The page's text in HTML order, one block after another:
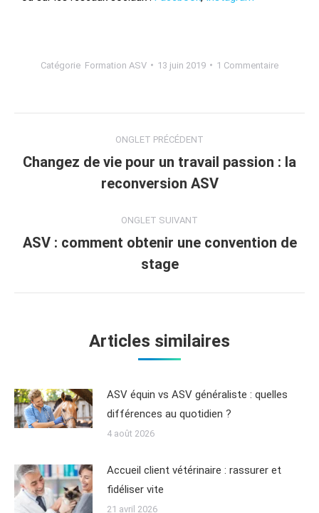
Catégorie Formation ASV 13 juin 2019 1 Commentaire
ONGLET PRÉCÉDENT
Changez de vie pour un travail passion : la
reconversion ASV
ONGLET SUIVANT
ASV : comment obtenir une convention de
stage
Articles similaires
ASV équin vs ASV généraliste : quelles
différences au quotidien ?
4 août 2026
Accueil client vétérinaire : rassurer et
fidéliser vite
21 avril 2026